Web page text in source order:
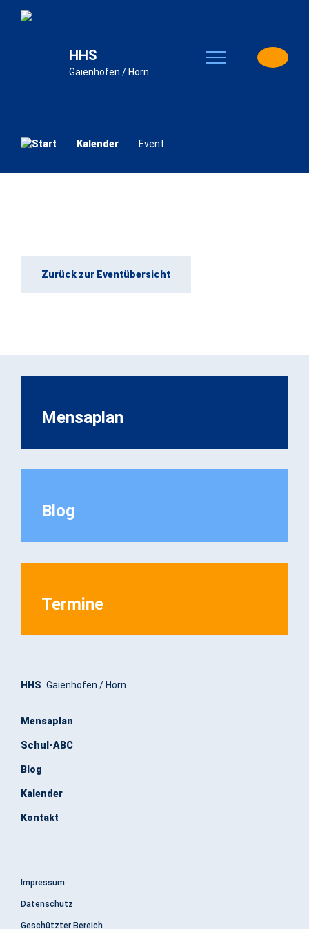
HHS
Gaienhofen / Horn
Kalender Event
Zurück zur Eventübersicht
Mensaplan
Blog
Termine
HHS Gaienhofen / Horn
Mensaplan
Schul-ABC
Blog
Kalender
Kontakt
Impressum
Datenschutz
Geschützter Bereich